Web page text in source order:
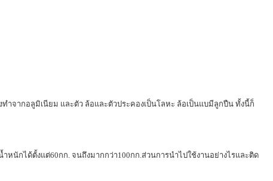
จากอลูมิเนียม และตัว ล้อและตัวประคองเป็นโลหะ ล้อเป็นแบมีลูกปืน ทั้งนี้ก็
นักได้ตั้งแต่60กก. จนถึงมากกว่า100กก.ส่วนการนำไปใช้งานอย่างไรและติด